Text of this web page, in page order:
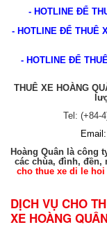
- HOTLINE ĐỂ
- HOTLINE ĐỂ THUÊ
- HOTLINE ĐỂ
THUÊ XE HOÀNG
Tel: (+84-
Email:
Hoàng Quân là công
các chùa, đình, đền,
cho thue xe di le hoi
DỊCH VỤ CHO
XE HOÀNG